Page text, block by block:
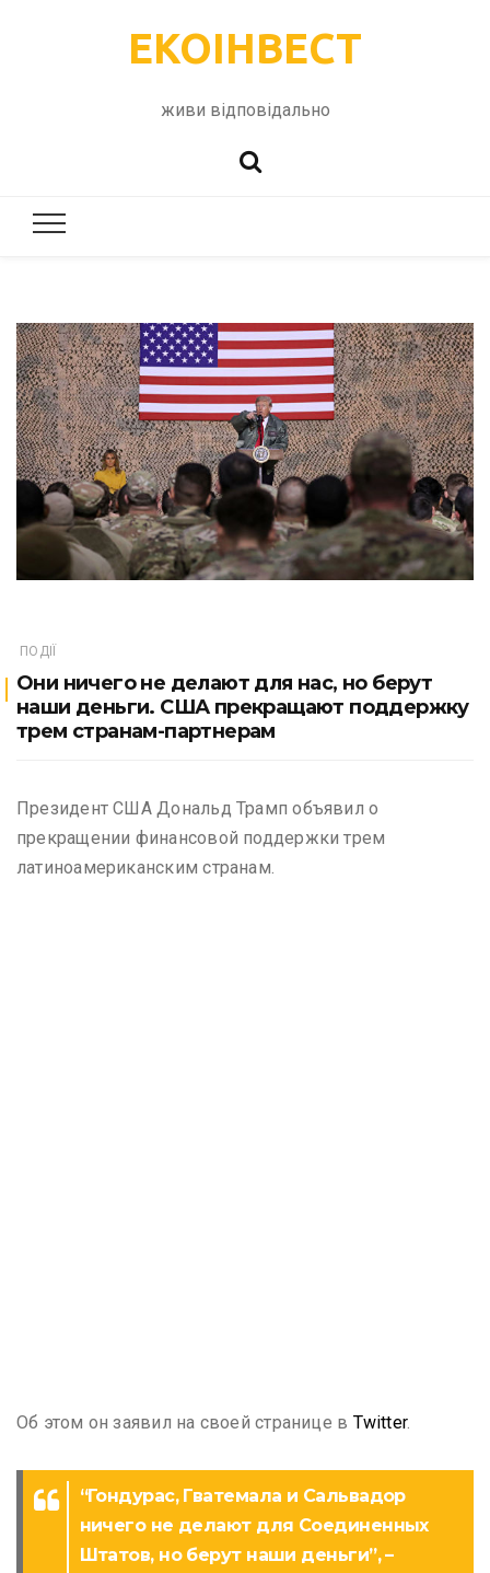
ЕКОІНВЕСТ
живи відповідально
ПОДІЇ
Они ничего не делают для нас, но берут
наши деньги. США прекращают поддержку
трем странам-партнерам
Президент США Дональд Трамп объявил о
прекращении финансовой поддержки трем
латиноамериканским странам.
Об этом он заявил на своей странице в Twitter.
“Гондурас, Гватемала и Сальвадор
ничего не делают для Соединенных
Штатов, но берут наши деньги”, –